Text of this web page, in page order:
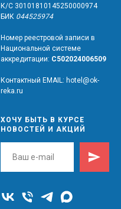
К/C 30101810145250000974
БИК 044525974
Номер реестровой записи в
Национальной системе
аккредитации: С502024006509
Контактный EMAIL: hotel@ok-
reka.ru
ХОЧУ БЫТЬ В КУРСЕ
НОВОСТЕЙ И АКЦИЙ